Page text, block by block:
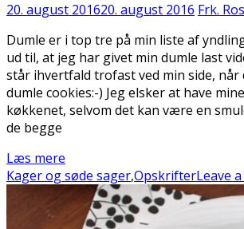
20. august 201620. august 2016 Frk.
Dumle er i top tre på min liste af
ud til, at jeg har givet min dumle last
står ihvertfald trofast ved min side, når
dumle cookies:-) Jeg elsker at have
køkkenet, selvom det kan være en
de begge
Læs mere
Kager og søde sager,OpskrifterLeave